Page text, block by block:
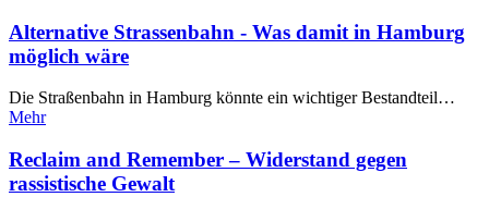
Alternative Strassenbahn - Was damit in Hamburg
möglich wäre
Die Straßenbahn in Hamburg könnte ein wichtiger Bestandteil…
Mehr
Reclaim and Remember – Widerstand gegen
rassistische Gewalt